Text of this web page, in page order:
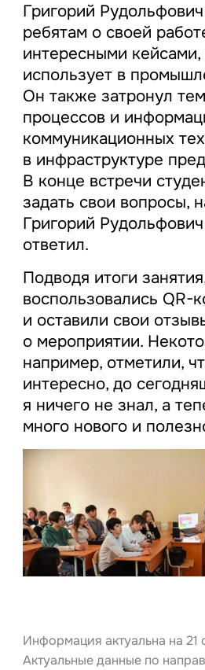
Григорий
ребятам о своей
интересными
использует в
Он также затронул
процессов и
коммуникационных
в инфраструктуре
В конце встречи
задать свои вопросы,
Григорий
ответил.
Подводя итоги
воспользовались QR-
и оставили свои
о мероприятии.
например, отметили,
интересно, до
я ничего не знал, а
много нового и
Информация актуальна на 21
Актуальные данные по